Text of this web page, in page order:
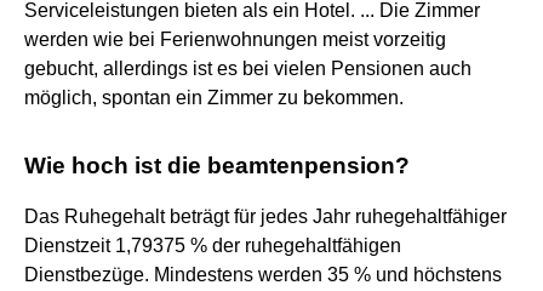
Serviceleistungen bieten als ein Hotel. ... Die Zimmer
werden wie bei Ferienwohnungen meist vorzeitig
gebucht, allerdings ist es bei vielen Pensionen auch
möglich, spontan ein Zimmer zu bekommen.
Wie hoch ist die beamtenpension?
Das Ruhegehalt beträgt für jedes Jahr ruhegehaltfähiger
Dienstzeit 1,79375 % der ruhegehaltfähigen
Dienstbezüge. Mindestens werden 35 % und höchstens